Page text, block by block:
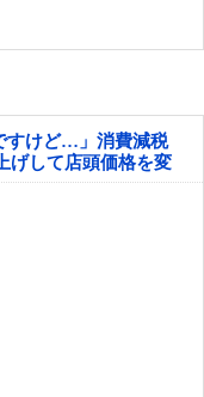
すけど…」消費減税
げして店頭価格を変